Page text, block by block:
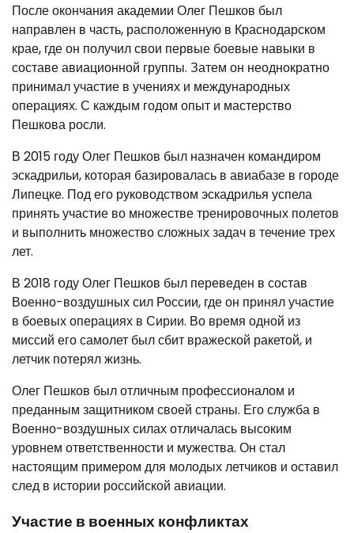
После окончания академии Олег Пешков был
направлен в часть, расположенную в Краснодарском
крае, где он получил свои первые боевые навыки в
составе авиационной группы. Затем он неоднократно
принимал участие в учениях и международных
операциях. С каждым годом опыт и мастерство
Пешкова росли.
В 2015 году Олег Пешков был назначен командиром
эскадрильи, которая базировалась в авиабазе в городе
Липецке. Под его руководством эскадрилья успела
принять участие во множестве тренировочных полетов
и выполнить множество сложных задач в течение трех
лет.
В 2018 году Олег Пешков был переведен в состав
Военно-воздушных сил России, где он принял участие
в боевых операциях в Сирии. Во время одной из
миссий его самолет был сбит вражеской ракетой, и
летчик потерял жизнь.
Олег Пешков был отличным профессионалом и
преданным защитником своей страны. Его служба в
Военно-воздушных силах отличалась высоким
уровнем ответственности и мужества. Он стал
настоящим примером для молодых летчиков и оставил
след в истории российской авиации.
Участие в военных конфликтах